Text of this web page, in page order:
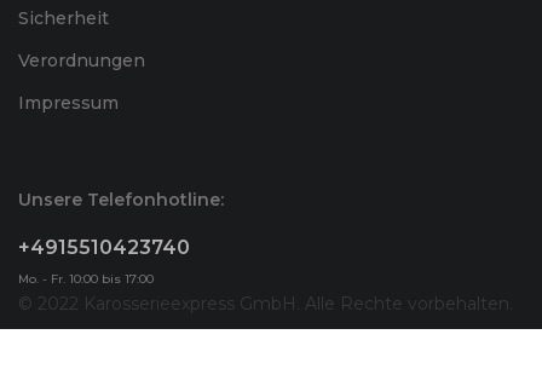
Sicherheit
Verordnungen
Impressum
Unsere Telefonhotline:
+4915510423740
Mo. - Fr. 10:00 bis 17:00
© 2022 Karosserieexpress GmbH. Alle Rechte vorbehalten.